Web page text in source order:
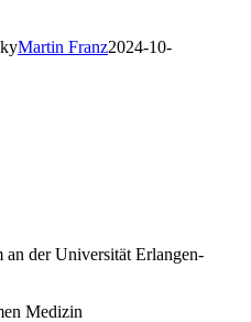
Martin Franz2024-10-
an der Universität Erlangen-
Medizin